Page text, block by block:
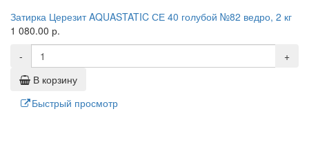
Затирка Церезит AQUASTATIC СЕ 40 голубой №82 ведро, 2 кг
1 080.00 р.
-
+
В корзину
Быстрый просмотр